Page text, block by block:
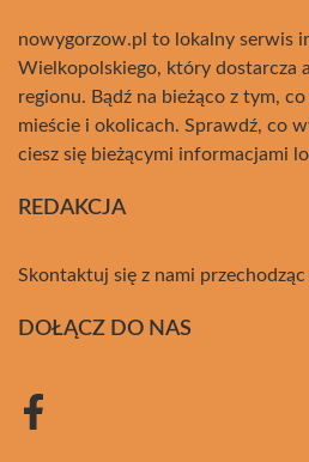
nowygorzow.pl to lokalny serwis
Wielkopolskiego, który dostarcza
regionu. Bądź na bieżąco z tym,
mieście i okolicach. Sprawdź, co
ciesz się bieżącymi informacjami
REDAKCJA
Skontaktuj się z nami
DOŁĄCZ DO NAS